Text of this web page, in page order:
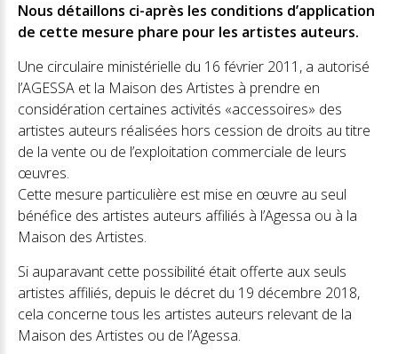
Nous détaillons ci-après les conditions d’application
de cette mesure phare pour les artistes auteurs.
Une circulaire ministérielle du 16 février 2011, a autorisé
l’AGESSA et la Maison des Artistes à prendre en
considération certaines activités «accessoires» des
artistes auteurs réalisées hors cession de droits au titre
de la vente ou de l’exploitation commerciale de leurs
œuvres.
Cette mesure particulière est mise en œuvre au seul
bénéfice des artistes auteurs affiliés à l’Agessa ou à la
Maison des Artistes.
Si auparavant cette possibilité était offerte aux seuls
artistes affiliés, depuis le décret du 19 décembre 2018,
cela concerne tous les artistes auteurs relevant de la
Maison des Artistes ou de l’Agessa.